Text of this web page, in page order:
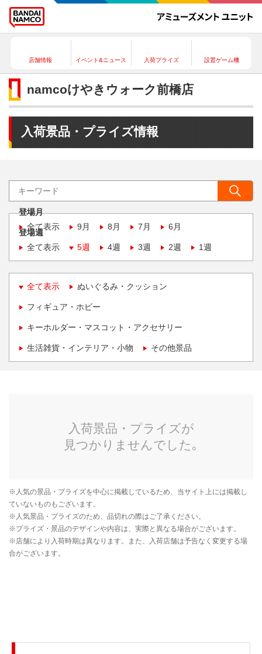
店舗情報 イベント&ニュース 入荷プライズ 設置ゲーム機
namcoけやきウォーク前橋店
入荷景品・プライズ情報
登場月
全て表示
9月 8月 7月 6月
登場週
全て表示
5週 4週 3週 2週 1週
全て表示 ぬいぐるみ・クッション
フィギュア・ホビー
キーホルダー・マスコット・アクセサリー
生活雑貨・インテリア・小物 その他景品